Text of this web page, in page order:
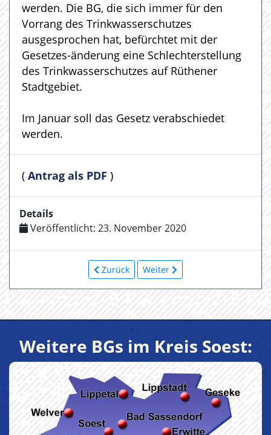
werden. Die BG, die sich immer für den
Vorrang des Trinkwasserschutzes
ausgesprochen hat, befürchtet mit der
Gesetzes-änderung eine Schlechterstellung
des Trinkwasserschutzes auf Rüthener
Stadtgebiet.
Im Januar soll das Gesetz verabschiedet
werden.
( Antrag als PDF )
Details
Veröffentlicht: 23. November 2020
Zurück Weiter
Weitere BGs im Kreis Soest: